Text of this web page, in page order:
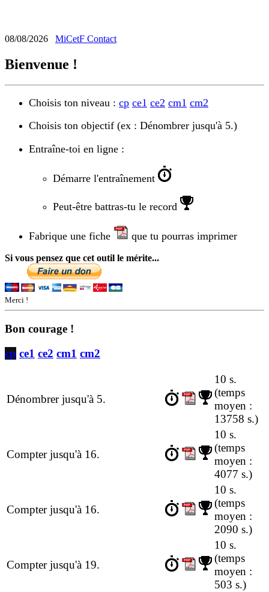
08/08/2026 MiCetF Contact
Bienvenue !
Choisis ton niveau : cp ce1 ce2 cm1 cm2
Choisis ton objectif (ex : Dénombrer jusqu'à 5.)
Entraîne-toi en ligne :
Démarre l'entraînement
Peut-être battras-tu le record
Fabrique une fiche que tu pourras imprimer
Si vous pensez que cet outil le mérite...
Merci !
Bon courage !
cp ce1 ce2 cm1 cm2
Dénombrer jusqu'à 5.
10 s.
(temps
moyen :
13758 s.)
Compter jusqu'à 16.
10 s.
(temps
moyen :
4077 s.)
Compter jusqu'à 16.
10 s.
(temps
moyen :
2090 s.)
Compter jusqu'à 19.
10 s.
(temps
moyen :
503 s.)